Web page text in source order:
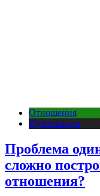
Отношения
Публикации
Проблема
сложно
отношения?